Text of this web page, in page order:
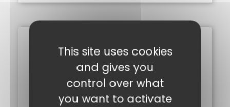
This site uses cookies
and gives you
control over what
you want to activate